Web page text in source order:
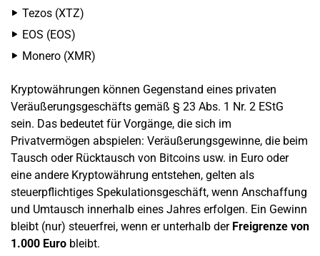
Tezos (XTZ)
EOS (EOS)
Monero (XMR)
Kryptowährungen können Gegenstand eines privaten
Veräußerungsgeschäfts gemäß § 23 Abs. 1 Nr. 2 EStG
sein. Das bedeutet für Vorgänge, die sich im
Privatvermögen abspielen: Veräußerungsgewinne, die beim
Tausch oder Rücktausch von Bitcoins usw. in Euro oder
eine andere Kryptowährung entstehen, gelten als
steuerpflichtiges Spekulationsgeschäft, wenn Anschaffung
und Umtausch innerhalb eines Jahres erfolgen. Ein Gewinn
bleibt (nur) steuerfrei, wenn er unterhalb derFreigrenze von
1.000 Euro bleibt.